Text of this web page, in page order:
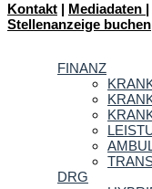
Kontakt | Mediadaten |
Stellenanzeige buchen
FINANZ
DRG